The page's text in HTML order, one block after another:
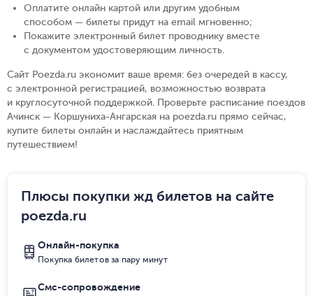
Оплатите онлайн картой или другим удобным
способом — билеты придут на email мгновенно;
Покажите электронный билет проводнику вместе
с документом удостоверяющим личность.
Сайт Poezda.ru экономит ваше время: без очередей в кассу,
с электронной регистрацией, возможностью возврата
и круглосуточной поддержкой. Проверьте расписание поездов
Ачинск — Коршуниха-Ангарская на poezda.ru прямо сейчас,
купите билеты онлайн и наслаждайтесь приятным
путешествием!
Плюсы покупки жд билетов на сайте
poezda.ru
Онлайн-покупка
Покупка билетов за пару минут
Смс-сопровождение